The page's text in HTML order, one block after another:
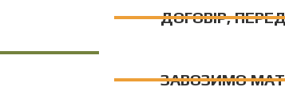
ДОГОВІР,
ЗАВОЗИМО